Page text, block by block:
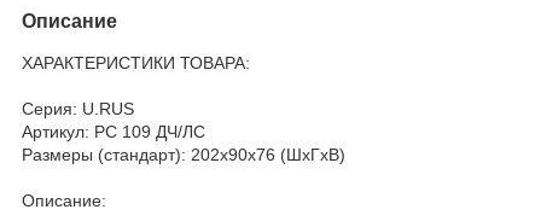
Описание
ХАРАКТЕРИСТИКИ ТОВАРА:
Серия: U.RUS
Артикул: РС 109 ДЧ/ЛС
Размеры (стандарт): 202x90x76 (ШхГхВ)
Описание: